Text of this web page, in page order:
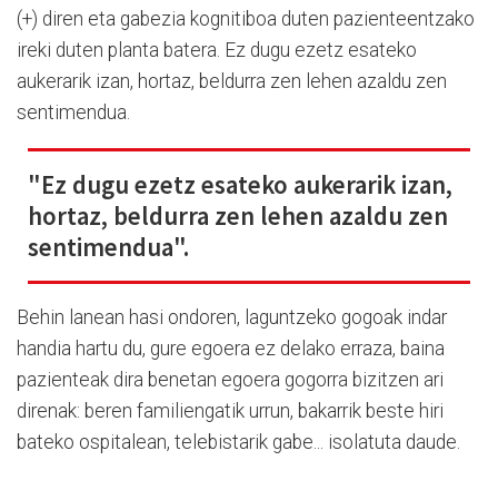
(+) diren eta gabezia kognitiboa duten pazienteentzako
ireki duten planta batera. Ez dugu ezetz esateko
aukerarik izan, hortaz, beldurra zen lehen azaldu zen
sentimendua.
"Ez dugu ezetz esateko aukerarik izan,
hortaz, beldurra zen lehen azaldu zen
sentimendua".
Behin lanean hasi ondoren, laguntzeko gogoak indar
handia hartu du, gure egoera ez delako erraza, baina
pazienteak dira benetan egoera gogorra bizitzen ari
direnak: beren familiengatik urrun, bakarrik beste hiri
bateko ospitalean, telebistarik gabe... isolatuta daude.